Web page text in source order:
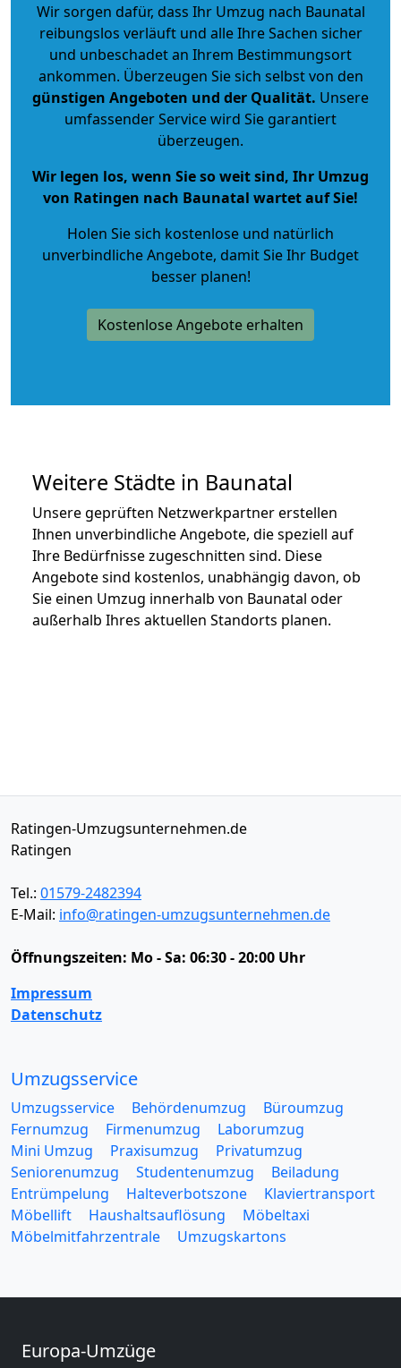
Wir sorgen dafür, dass Ihr Umzug nach Baunatal
reibungslos verläuft und alle Ihre Sachen sicher
und unbeschadet an Ihrem Bestimmungsort
ankommen. Überzeugen Sie sich selbst von den
günstigen Angeboten und der Qualität. Unsere
umfassender Service wird Sie garantiert
überzeugen.
Wir legen los, wenn Sie so weit sind, Ihr Umzug
von Ratingen nach Baunatal wartet auf Sie!
Holen Sie sich kostenlose und natürlich
unverbindliche Angebote, damit Sie Ihr Budget
besser planen!
Kostenlose Angebote erhalten
Weitere Städte in Baunatal
Unsere geprüften Netzwerkpartner erstellen
Ihnen unverbindliche Angebote, die speziell auf
Ihre Bedürfnisse zugeschnitten sind. Diese
Angebote sind kostenlos, unabhängig davon, ob
Sie einen Umzug innerhalb von Baunatal oder
außerhalb Ihres aktuellen Standorts planen.
Ratingen-Umzugsunternehmen.de
Ratingen
Tel.: 01579-2482394
E-Mail: info@ratingen-umzugsunternehmen.de
Öffnungszeiten: Mo - Sa: 06:30 - 20:00 Uhr
Impressum
Datenschutz
Umzugsservice
Umzugsservice Behördenumzug
Büroumzug
Fernumzug
Firmenumzug
Laborumzug
Mini Umzug
Praxisumzug
Privatumzug
Seniorenumzug
Studentenumzug
Beiladung
Entrümpelung
Halteverbotszone
Klaviertransport
Möbellift
Haushaltsauflösung
Möbeltaxi
Möbelmitfahrzentrale
Umzugskartons
Europa-Umzüge